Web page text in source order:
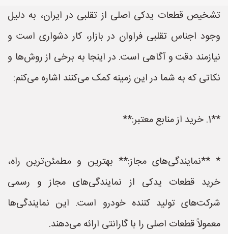
تشخیص قطعات یدکی اصلی از تقلبی در ایران، به دلیل
وجود اجناس تقلبی فراوان در بازار، کار دشواری است و
نیازمند دقت و آگاهی است. در اینجا به برخی از روش‌ها و
نکاتی که به شما در این زمینه کمک می‌کنند اشاره می‌کنم:
**1. خرید از منابع معتبر:**
* **نمایندگی‌های مجاز:** بهترین و مطمئن‌ترین راه،
خرید قطعات یدکی از نمایندگی‌های مجاز و رسمی
شرکت‌های تولید کننده خودرو است. این نمایندگی‌ها
معمولاً قطعات اصلی را با گارانتی ارائه می‌دهند.